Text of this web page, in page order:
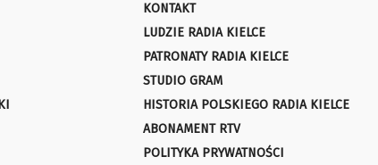
KONTAKT
LUDZIE RADIA KIELCE
PATRONATY RADIA KIELCE
STUDIO GRAM
HISTORIA POLSKIEGO RADIA KIELCE
ABONAMENT RTV
POLITYKA PRYWATNOŚCI